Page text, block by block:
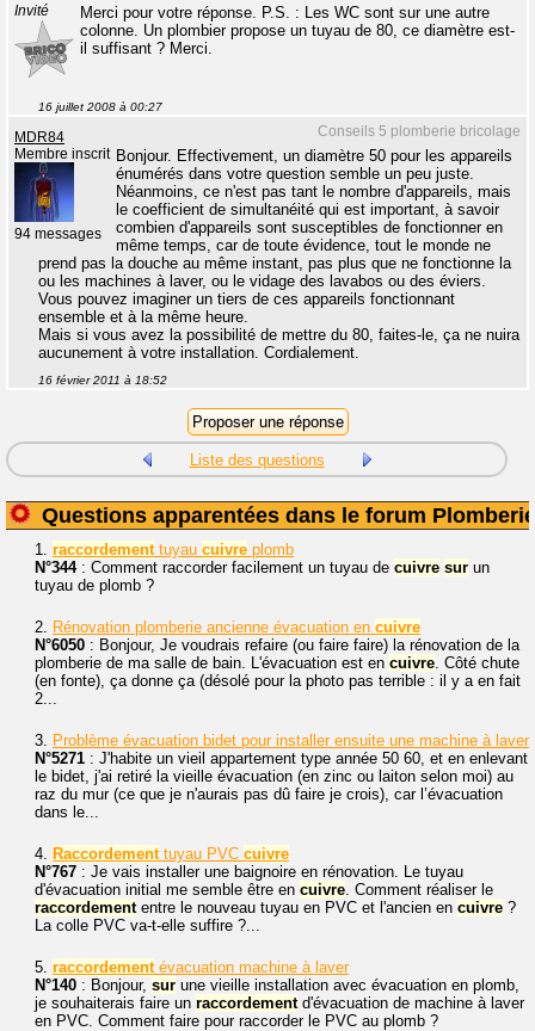
Invité
Merci pour votre réponse. P.S. : Les WC sont sur une autre
colonne. Un plombier propose un tuyau de 80, ce diamètre est-
il suffisant ? Merci.
16 juillet 2008 à 00:27
Conseils 5 plomberie bricolage
MDR84
Membre inscrit
94 messages
Bonjour. Effectivement, un diamètre 50 pour les appareils
énumérés dans votre question semble un peu juste.
Néanmoins, ce n'est pas tant le nombre d'appareils, mais
le coefficient de simultanéité qui est important, à savoir
combien d'appareils sont susceptibles de fonctionner en
même temps, car de toute évidence, tout le monde ne
prend pas la douche au même instant, pas plus que ne fonctionne la
ou les machines à laver, ou le vidage des lavabos ou des éviers.
Vous pouvez imaginer un tiers de ces appareils fonctionnant
ensemble et à la même heure.
Mais si vous avez la possibilité de mettre du 80, faites-le, ça ne nuira
aucunement à votre installation. Cordialement.
16 février 2011 à 18:52
Liste des questions
Questions apparentées dans le forum Plomberie
1. raccordementtuyau cuivre plomb
N°344: Comment raccorder facilement un tuyau de cuivre sur un
tuyau de plomb ?
2. Rénovation plomberie ancienne évacuation en cuivre
N°6050 : Bonjour, Je voudrais refaire (ou faire faire) la rénovation de la
plomberie de ma salle de bain. L'évacuation est en cuivre. Côté chute
(en fonte), ça donne ça (désolé pour la photo pas terrible : il y a en fait
2...
3. Problème évacuation bidet pour installer ensuite une machine à laver
N°5271 : J'habite un vieil appartement type année 50 60, et en enlevant
le bidet, j'ai retiré la vieille évacuation (en zinc ou laiton selon moi) au
raz du mur (ce que je n'aurais pas dû faire je crois), car l’évacuation
dans le...
4. Raccordementtuyau PVC cuivre
N°767 : Je vais installer une baignoire en rénovation. Le tuyau
d'évacuation initial me semble être en cuivre. Comment réaliser le
raccordemententre le nouveau tuyau en PVC et l'ancien en cuivre ?
La colle PVC va-t-elle suffire ?...
5. raccordementévacuation machine à laver
N°140 : Bonjour, sur une vieille installation avec évacuation en plomb,
je souhaiterais faire un raccordementd'évacuation de machine à laver
en PVC. Comment faire pour raccorder le PVC au plomb ?